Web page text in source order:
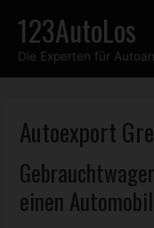
Inhalt
springen
123AutoLos
Die Experten für
Autoexport
einen